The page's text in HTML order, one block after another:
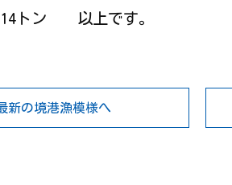
トン 以上です。
新の境港漁模様へ